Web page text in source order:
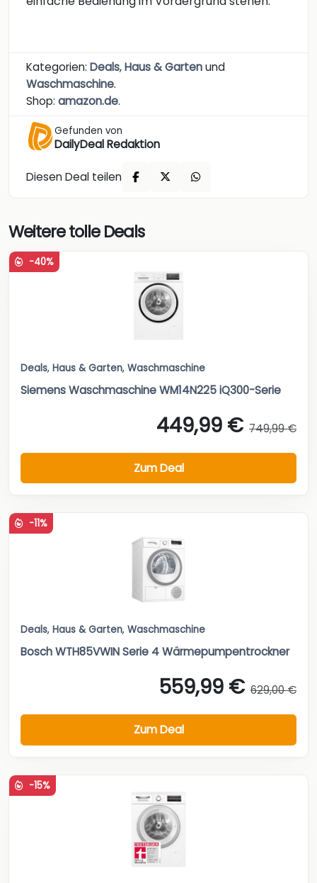
Kategorien: Deals,Haus & Gartenund
Waschmaschine.
Shop: amazon.de.
Gefunden von
DailyDeal Redaktion
Diesen Deal teilen
Weitere tolle Deals
-40%
Deals, Haus & Garten, Waschmaschine
Siemens Waschmaschine WM14N225 iQ300-Serie
449,99 € 749,99 €
Zum Deal
-11%
Deals, Haus & Garten, Waschmaschine
Bosch WTH85VWIN Serie 4 Wärmepumpentrockner
559,99 € 629,00 €
Zum Deal
-15%